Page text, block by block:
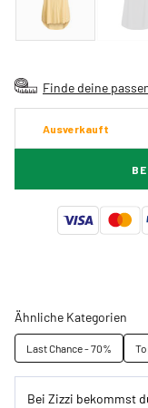
Finde deine
Ausverkauft
Ähnliche Kategorien
Last Chance - 70%
Bei Zizzi bekommst